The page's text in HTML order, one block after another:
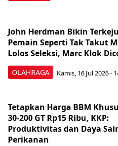
OLAHRAGA
John Herdman Bikin
Pemain Seperti Tak Takut
Lolos Seleksi, Marc Klok
Kamis, 16 Jul 2026 -
Tetapkan Harga BBM
30-200 GT Rp15 Ribu, KKP:
Produktivitas dan Daya
Perikanan